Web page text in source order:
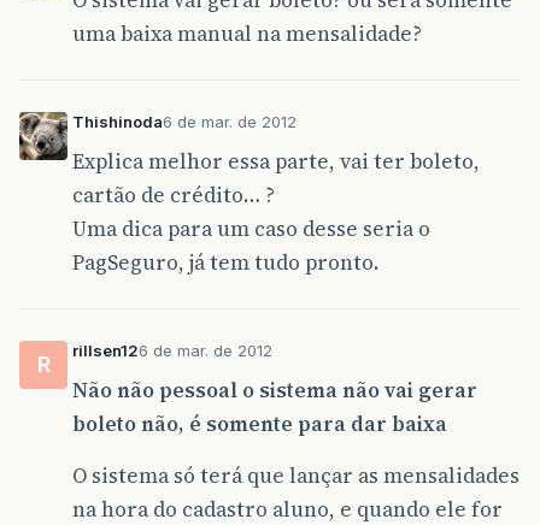
uma baixa manual na mensalidade?
Thishinoda6 de mar. de 2012
Explica melhor essa parte, vai ter boleto,
cartão de crédito… ?
Uma dica para um caso desse seria o
PagSeguro, já tem tudo pronto.
R
rillsen126 de mar. de 2012
Não não pessoal o sistema não vai gerar
boleto não, é somente para dar baixa
O sistema só terá que lançar as mensalidades
na hora do cadastro aluno, e quando ele for